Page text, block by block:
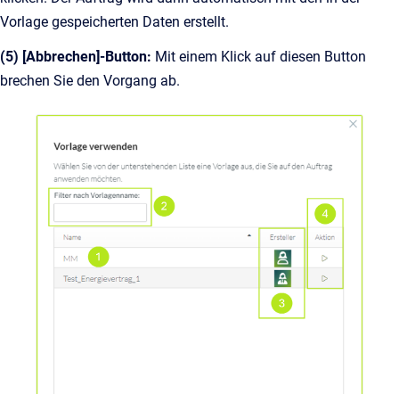
Vorlage gespeicherten Daten erstellt.
(5) [Abbrechen]-Button: Mit einem Klick auf diesen Button
brechen Sie den Vorgang ab.